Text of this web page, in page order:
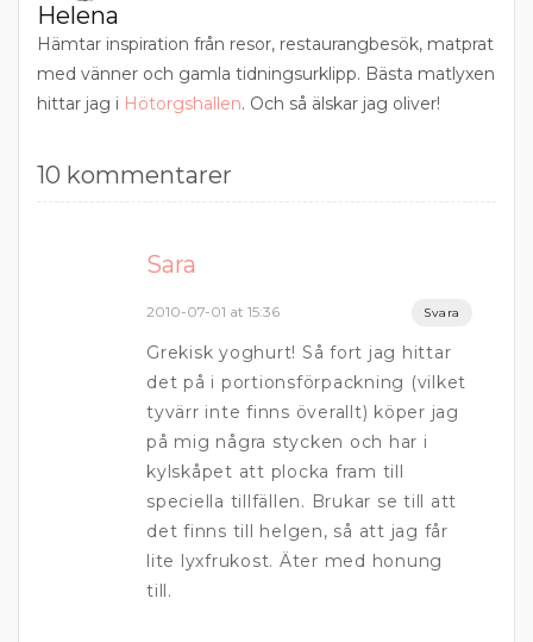
Helena
Hämtar inspiration från resor, restaurangbesök, matprat
med vänner och gamla tidningsurklipp. Bästa matlyxen
hittar jag i Hötorgshallen. Och så älskar jag oliver!
10 kommentarer
Sara
2010-07-01 at 15:36 Svara
Grekisk yoghurt! Så fort jag hittar
det på i portionsförpackning (vilket
tyvärr inte finns överallt) köper jag
på mig några stycken och har i
kylskåpet att plocka fram till
speciella tillfällen. Brukar se till att
det finns till helgen, så att jag får
lite lyxfrukost. Äter med honung
till.